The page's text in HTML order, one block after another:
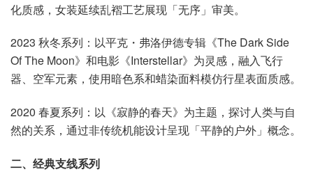
化质感，女装延续乱褶工艺展现「无序」审美。
2023 秋冬系列：以平克・弗洛伊德专辑《The Dark Side
Of The Moon》和电影《Interstellar》为灵感，融入飞行
器、空军元素，使用暗色系和蜡染面料模仿行星表面质感。
2020 春夏系列：以《寂静的春天》为主题，探讨人类与自
然的关系，通过非传统机能设计呈现「平静的户外」概念。
二、经典支线系列